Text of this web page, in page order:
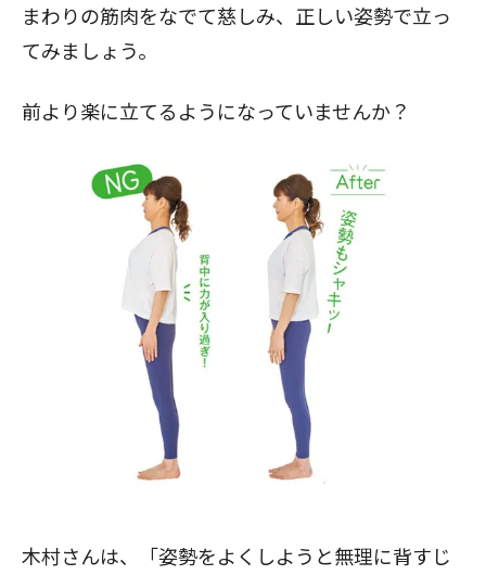
まわりの筋肉をなでて慈しみ、正しい姿勢で立っ
てみましょう。
前より楽に立てるようになっていませんか？
木村さんは、「姿勢をよくしようと無理に背すじ